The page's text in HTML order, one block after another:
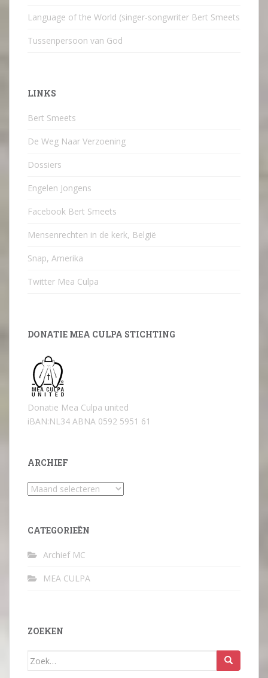
Language of the World (singer-songwriter Bert Smeets
Tussenpersoon van God
LINKS
Bert Smeets
De Weg Naar Verzoening
Dossiers
Engelen Jongens
Facebook Bert Smeets
Mensenrechten in de kerk, België
Snap, Amerika
Twitter Mea Culpa
DONATIE MEA CULPA STICHTING
Donatie Mea Culpa united
iBAN:NL34 ABNA 0592 5951 61
ARCHIEF
Archief
CATEGORIEËN
Archief MC
MEA CULPA
ZOEKEN
Zoek